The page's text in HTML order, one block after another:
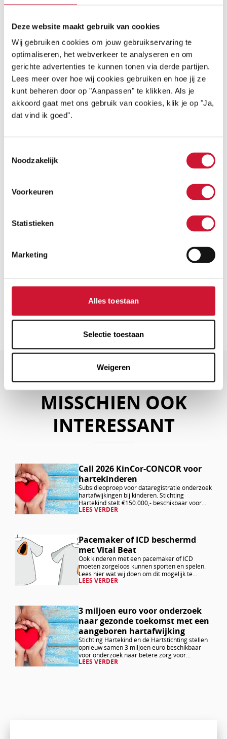
Deze website maakt gebruik van cookies
Wij gebruiken cookies om jouw gebruikservaring te
optimaliseren, het webverkeer te analyseren en om
gerichte advertenties te kunnen tonen via derde partijen.
Lees meer over hoe wij cookies gebruiken en hoe jij ze
kunt beheren door op "Aanpassen" te klikken. Als je
akkoord gaat met ons gebruik van cookies, klik je op "Ja,
dat vind ik goed".
Noodzakelijk
Voorkeuren
Statistieken
Marketing
Alles toestaan
Selectie toestaan
Weigeren
schouders weer onder, om zo nog méér
positieve impact te bereiken voor deze
kinderen!
Onze ambities zijn groot, daar hoort voor ons
ook transparantie, open communicatie en
accuraatheid bij in onze jaarlijkse rapportage
raad van advies en financiële commissie en de
nieuwe leden van de raad van toezicht en alle…
Lees
Deel
Deel
link
MISSCHIEN OOK
INTERESSANT
Call 2026 KinCor-CONCOR voor
hartekinderen
Subsidieoproep voor dataregistratie onderzoek
hartafwijkingen bij kinderen. Stichting
Hartekind stelt €150.000,- beschikbaar voor
drie onderzoeksprojecten.
LEES VERDER
Lees
verder
Pacemaker of ICD beschermd
met Vital Beat
Ook kinderen met een pacemaker of ICD
moeten zorgeloos kunnen sporten en spelen.
Lees hier wat wij doen om dit mogelijk te
maken.
LEES VERDER
Lees
verder
3 miljoen euro voor onderzoek
naar gezonde toekomst met een
aangeboren hartafwijking
Stichting Hartekind en de Hartstichting stellen
opnieuw samen 3 miljoen euro beschikbaar
voor onderzoek naar betere zorg voor
kinderen en volwassenen met een aangeboren
LEES VERDER
Lees
verder